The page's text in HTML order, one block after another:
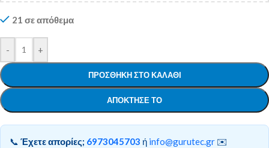
21 σε απόθεμα
- +
ΠΡΟΣΘΉΚΗ ΣΤΟ ΚΑΛΆΘΙ
ΑΠΌΚΤΗΣΕ ΤΟ
📞 Έχετε απορίες; 6973045703 ή info@gurutec.gr ✉️